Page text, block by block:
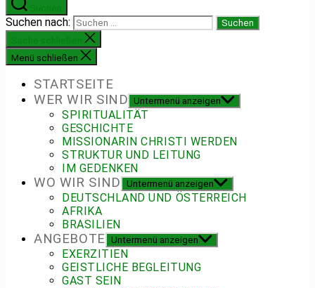
Suchen nach:
Menü schließen
STARTSEITE
WER WIR SIND
Untermenü anzeigen
SPIRITUALITÄT
GESCHICHTE
MISSIONARIN CHRISTI WERDEN
STRUKTUR UND LEITUNG
IM GEDENKEN
WO WIR SIND Untermenü anzeigen
DEUTSCHLAND UND ÖSTERREICH
AFRIKA
BRASILIEN
ANGEBOTE Untermenü anzeigen
EXERZITIEN
GEISTLICHE BEGLEITUNG
GAST SEIN